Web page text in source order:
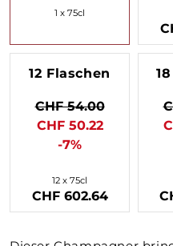
1 x 75cl
12 Flaschen
CHF 54.00
CHF 50.22
-7%
12 x 75cl
CHF 602.64